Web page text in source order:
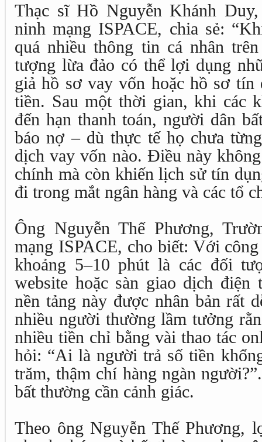
Thạc sĩ Hồ Nguyễn Khánh
ninh mạng ISPACE, chia sẻ:
quá nhiều thông tin cá nhân
tượng lừa đảo có thể lợi dụng
giả hồ sơ vay vốn hoặc hồ sơ tín
tiền. Sau một thời gian, khi các
đến hạn thanh toán, người dân
báo nợ – dù thực tế họ chưa
dịch vay vốn nào. Điều này
chính mà còn khiến lịch sử tín
đi trong mắt ngân hàng và các tổ
Ông Nguyễn Thế Phương,
mạng ISPACE, cho biết: Với
khoảng 5–10 phút là các đối
website hoặc sàn giao dịch
nền tảng này được nhân bản rất
nhiều người thường lầm tưởng
nhiều tiền chỉ bằng vài thao tác
hỏi: “Ai là người trả số tiền
trăm, thậm chí hàng ngàn
bất thường cần cảnh giác.
Theo ông Nguyễn Thế Phương,